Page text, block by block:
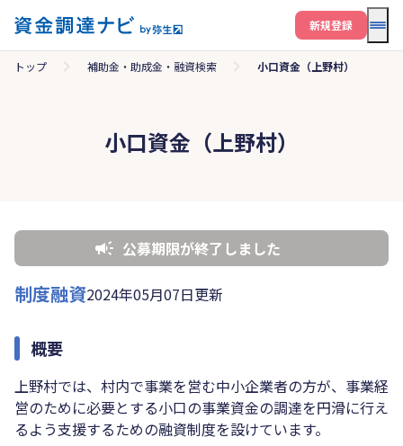
メ
新規登録
トップ 補助金・助成金・融資検索 小口資金（上野村）
小口資金（上野村）
公募期限が終了しました
制度融資2024年05月07日更新
概要
上野村では、村内で事業を営む中小企業者の方が、事業経
営のために必要とする小口の事業資金の調達を円滑に行え
るよう支援するための融資制度を設けています。